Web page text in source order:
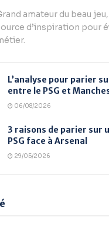
amateur du beau
d’inspiration pour
L’analyse pour parier
entre le PSG et
06/08/2026
3 raisons de parier sur
PSG face à Arsenal
29/05/2026